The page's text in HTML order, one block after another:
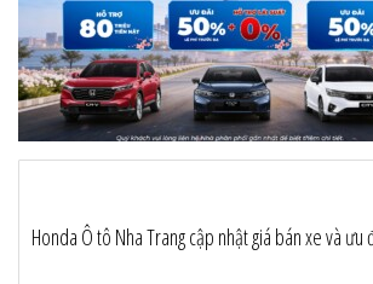
Honda Ô tô Nha Trang cập nhật giá bán xe và ưu